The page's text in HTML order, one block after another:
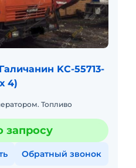
KC-55713-
(6 х 4)
Топливо
запросу
Обратный звонок